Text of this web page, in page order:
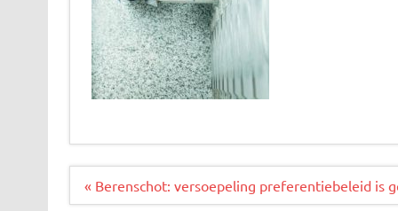
Bericht
« Berenschot: versoepeling preferentiebeleid is